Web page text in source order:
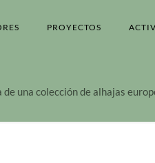
PROYECTOS
una colección de alhajas